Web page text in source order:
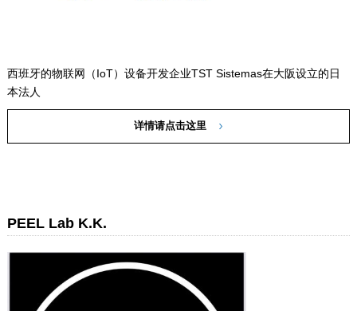
西班牙的物联网（IoT）设备开发企业TST Sistemas在大阪设立的日
本法人
详情请点击这里
PEEL Lab K.K.